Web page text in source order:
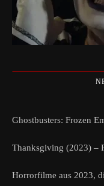
Ghostbusters: Frozen
Thanksgiving (2023) –
Horrorfilme aus 2023,